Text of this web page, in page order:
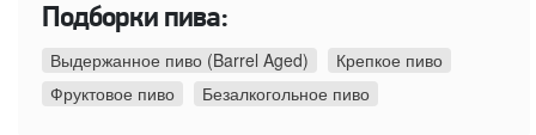
Подборки пива:
Выдержанное пиво (Barrel Aged)
Крепкое пиво
Фруктовое пиво
Безалкогольное пиво